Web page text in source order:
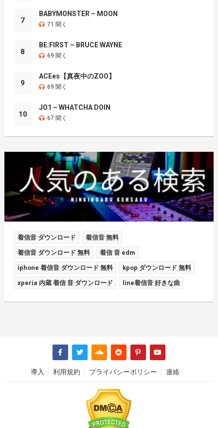
7
BABYMONSTER – MOON
71 聞く
8
BE:FIRST – BRUCE WAYNE
69 聞く
9
ACEes【真夜中のZOO】
69 聞く
10
JO1 – WHATCHA DOIN
67 聞く
着信音 ダウンロード 着信音 無料
着信音 ダウンロード 無料 着信 音 edm
iphone 着信音 ダウンロード 無料 kpop ダウンロード 無料
xperia 内蔵 着信 音 ダウンロード line着信音 好きな曲
導入 利用規約 プライバシーポリシー 連絡